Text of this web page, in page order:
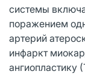
системы
поражением
артерий
инфаркт
ангиопластику